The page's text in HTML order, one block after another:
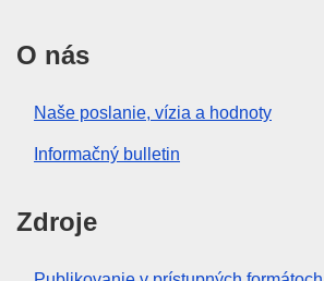
O nás
Naše poslanie, vízia a hodnoty
Informačný bulletin
Zdroje